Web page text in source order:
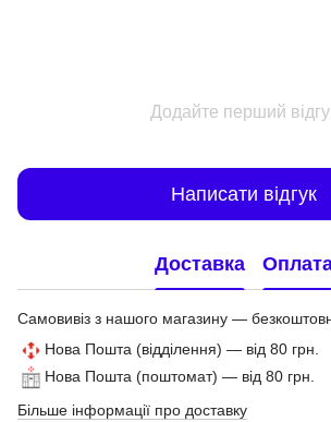
Додайте перший
Написати відгук
Доставка
Самовивіз з нашого магазину —
Нова Пошта (відділення) — від 80 грн.
Нова Пошта (поштомат) — від 80 грн.
Більше інформації про доставку